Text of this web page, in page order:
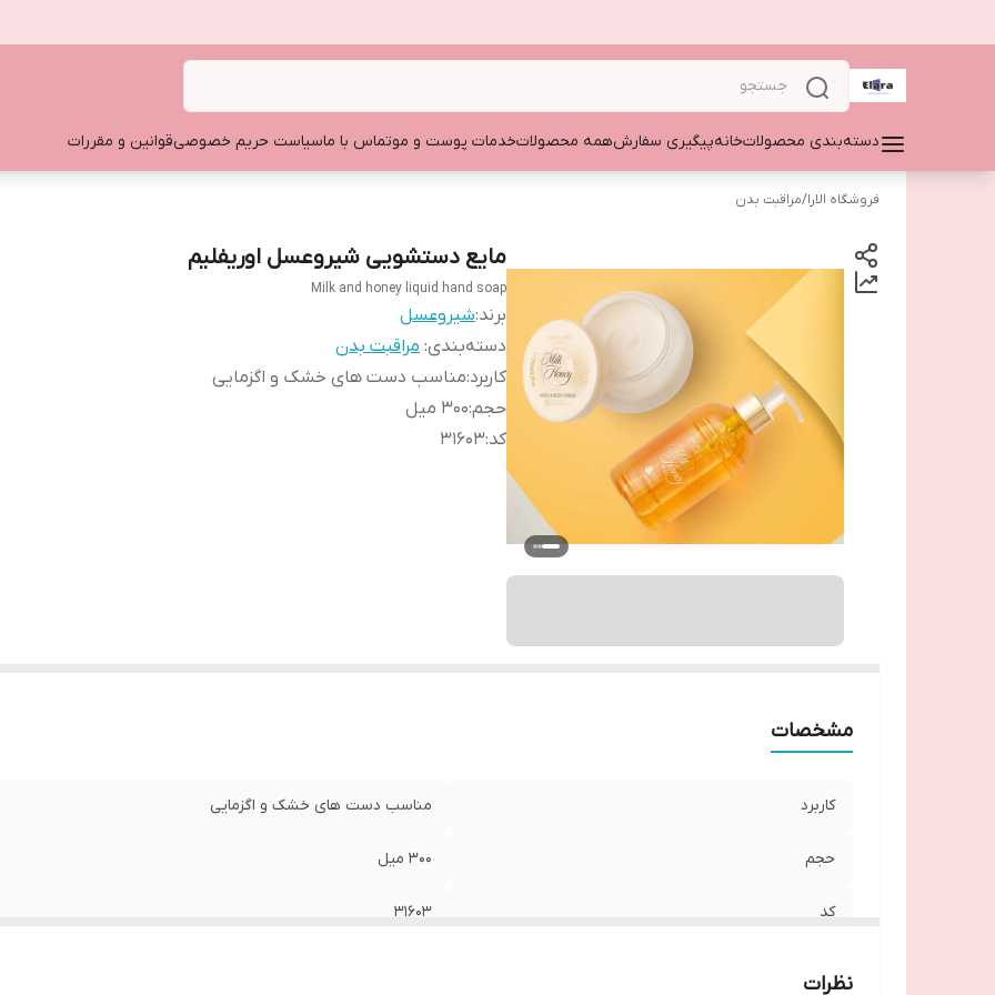
دسته‌بندی محصولاتخانهپیگیری سفارشهمه محصولاتخدمات پوست و موتماس با ماسیاست حریم خصوصیقوانین و مقررات
فروشگاه الارا/مراقبت بدن
مایع دستشویی شیروعسل اوریفلیم
Milk and honey liquid hand soap
برند:شیروعسل
دسته‌بندی: مراقبت بدن
کاربرد:مناسب دست های خشک و اگزمایی
حجم:۳۰۰ میل
کد:
31603
مشخصات
کاربرد مناسب دست های خشک و اگزمایی
حجم ۳۰۰ میل
کد 31603
نظرات